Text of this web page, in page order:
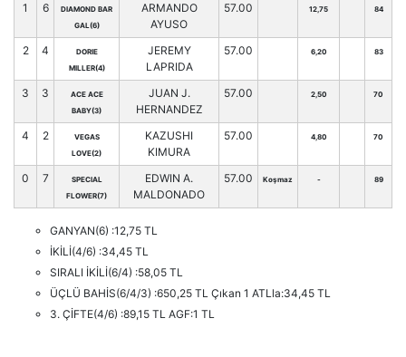
1
6
DIAMOND BAR
GAL(6)
ARMANDO
AYUSO
57.00 12,75 84
2 4
DORIE
MILLER(4)
JEREMY
LAPRIDA
57.00 6,20 83
3 3
ACE ACE
BABY(3)
JUAN J.
HERNANDEZ
57.00 2,50 70
4 2
VEGAS
LOVE(2)
KAZUSHI
KIMURA
57.00 4,80 70
0 7
SPECIAL
FLOWER(7)
EDWIN A.
MALDONADO
57.00 Koşmaz - 89
GANYAN(6) :12,75 TL
İKİLİ(4/6) :34,45 TL
SIRALI İKİLİ(6/4) :58,05 TL
ÜÇLÜ BAHİS(6/4/3) :650,25 TL Çıkan 1 ATLla:34,45 TL
3. ÇİFTE(4/6) :89,15 TL AGF:1 TL